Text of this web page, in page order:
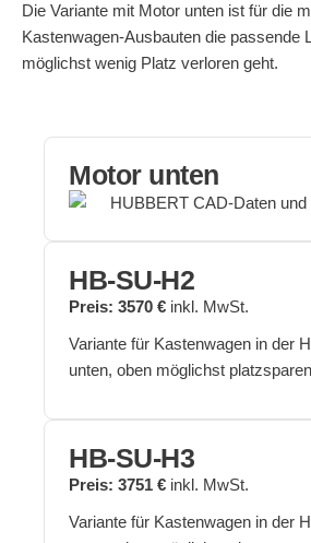
Die Variante mit Motor unten ist für die
Kastenwagen-Ausbauten die passende
möglichst wenig Platz verloren geht.
Motor unten
HB-SU-H2
Preis: 3570 € inkl. MwSt.
Variante für Kastenwagen in der
unten, oben möglichst
HB-SU-H3
Preis: 3751 € inkl. MwSt.
Variante für Kastenwagen in der